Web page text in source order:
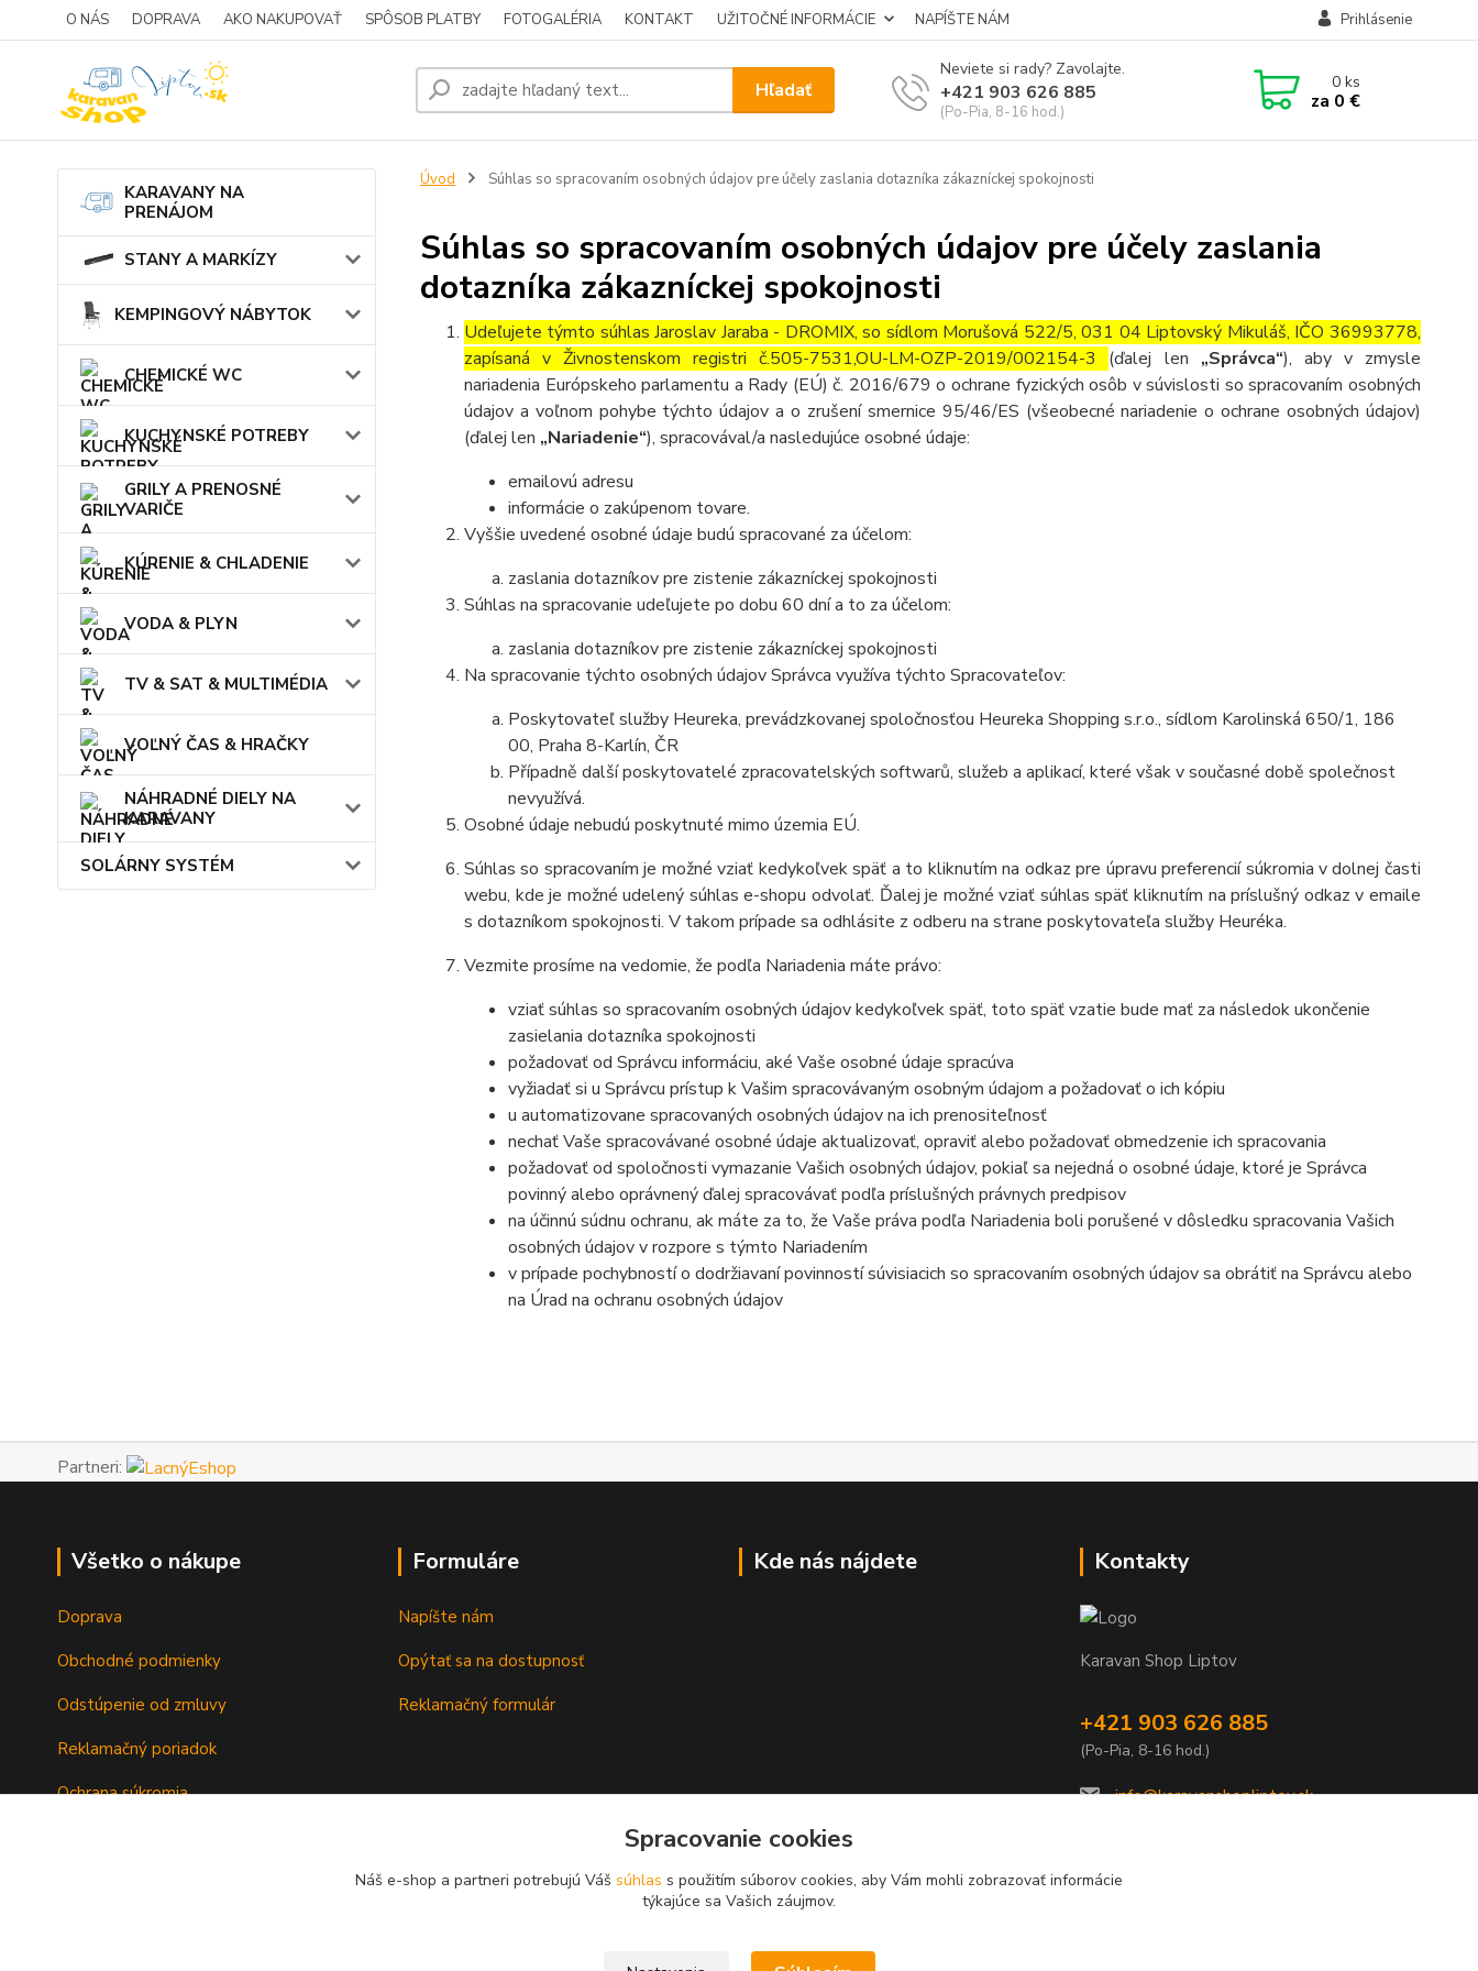
O NÁS DOPRAVA AKO NAKUPOVAŤ SPÔSOB PLATBY FOTOGALÉRIA KONTAKT UŽITOČNÉ INFORMÁCIE NAPÍŠTE NÁM Prihlásenie
Hľadať
Neviete si rady? Zavolajte.
+421 903 626 885
(Po-Pia, 8-16 hod.)
0ks
za 0 €
KARAVANY NA
PRENÁJOM
STANY A MARKÍZY
KEMPINGOVÝ NÁBYTOK
CHEMICKÉ WC
KUCHYNSKÉ POTREBY
GRILY A PRENOSNÉ
VARIČE
KÚRENIE & CHLADENIE
VODA & PLYN
TV & SAT & MULTIMÉDIA
VOĽNÝ ČAS & HRAČKY
NÁHRADNÉ DIELY NA
KARAVANY
SOLÁRNY SYSTÉM
Úvod Súhlas so spracovaním osobných údajov pre účely zaslania dotazníka zákazníckej spokojnosti
Súhlas so spracovaním osobných údajov pre účely zaslania
dotazníka zákazníckej spokojnosti
Udeľujete týmto súhlasJaroslav Jaraba - DROMIX, so sídlom Morušová 522/5, 031 04 Liptovský Mikuláš, IČO 36993778,
zapísaná v Živnostenskom registri č.505-7531,OU-LM-OZP-2019/002154-3 (ďalej len „Správca“), aby v zmysle
nariadenia Európskeho parlamentu a Rady (EÚ) č. 2016/679 o ochrane fyzických osôb v súvislosti so spracovaním osobných
údajov a voľnom pohybe týchto údajov a o zrušení smernice 95/46/ES (všeobecné nariadenie o ochrane osobných údajov)
(ďalej len „Nariadenie“), spracovával/a nasledujúce osobné údaje:
emailovú adresu
informácie o zakúpenom tovare.
Vyššie uvedené osobné údaje budú spracované za účelom:
zaslania dotazníkov pre zistenie zákazníckej spokojnosti
Súhlas na spracovanie udeľujete po dobu 60 dní a to za účelom:
zaslania dotazníkov pre zistenie zákazníckej spokojnosti
Na spracovanie týchto osobných údajov Správca využíva týchto Spracovateľov:
Poskytovateľ služby Heureka, prevádzkovanej spoločnosťou Heureka Shopping s.r.o., sídlom Karolinská 650/1, 186
00, Praha 8-Karlín, ČR
Případně další poskytovatelé zpracovatelských softwarů, služeb a aplikací, které však v současné době společnost
nevyužívá.
Osobné údaje nebudú poskytnuté mimo územia EÚ.
Súhlas so spracovaním je možné vziať kedykoľvek späť a to kliknutím na odkaz pre úpravu preferencií súkromia v dolnej časti
webu, kde je možné udelený súhlas e-shopu odvolať. Ďalej je možné vziať súhlas späť kliknutím na príslušný odkaz v emaile
s dotazníkom spokojnosti. V takom prípade sa odhlásite z odberu na strane poskytovateľa služby Heuréka.
Vezmite prosíme na vedomie, že podľa Nariadenia máte právo:
vziať súhlas so spracovaním osobných údajov kedykoľvek späť, toto späť vzatie bude mať za následok ukončenie
zasielania dotazníka spokojnosti
požadovať od Správcu informáciu, aké Vaše osobné údaje spracúva
vyžiadať si u Správcu prístup k Vašim spracovávaným osobným údajom a požadovať o ich kópiu
u automatizovane spracovaných osobných údajov na ich prenositeľnosť
nechať Vaše spracovávané osobné údaje aktualizovať, opraviť alebo požadovať obmedzenie ich spracovania
požadovať od spoločnosti vymazanie Vašich osobných údajov, pokiaľ sa nejedná o osobné údaje, ktoré je Správca
povinný alebo oprávnený ďalej spracovávať podľa príslušných právnych predpisov
na účinnú súdnu ochranu, ak máte za to, že Vaše práva podľa Nariadenia boli porušené v dôsledku spracovania Vašich
osobných údajov v rozpore s týmto Nariadením
v prípade pochybností o dodržiavaní povinností súvisiacich so spracovaním osobných údajov sa obrátiť na Správcu alebo
na Úrad na ochranu osobných údajov
Partneri:
Všetko o nákupe
Doprava
Obchodné podmienky
Odstúpenie od zmluvy
Reklamačný poriadok
Ochrana súkromia
Formuláre
Napíšte nám
Opýtať sa na dostupnosť
Reklamačný formulár
Kde nás nájdete Kontakty
Karavan Shop Liptov
+421 903 626 885
(Po-Pia, 8-16 hod.)
info@karavanshopliptov.sk
Spracovanie cookies
Náš e-shop a partneri potrebujú Váš súhlas s použitím súborov cookies, aby Vám mohli zobrazovať informácie
týkajúce sa Vašich záujmov.